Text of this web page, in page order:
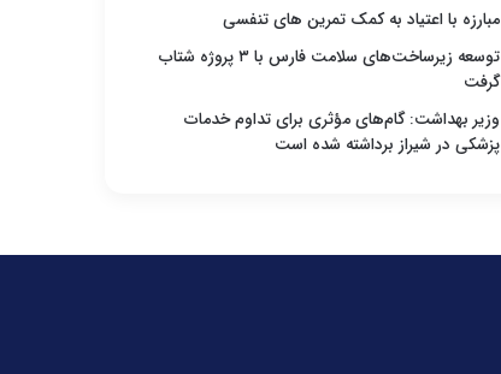
مبارزه با اعتیاد به کمک تمرین های تنفسی
توسعه زیرساخت‌های سلامت فارس با ۳ پروژه شتاب
گرفت
وزیر بهداشت: گام‌های مؤثری برای تداوم خدمات
پزشکی در شیراز برداشته شده است